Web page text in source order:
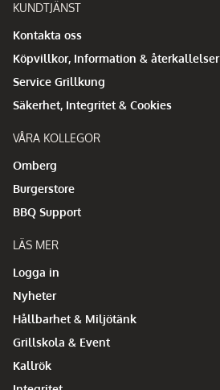
KUNDTJÄNST
Kontakta oss
Köpvillkor, Information & återkallelser
Service Grillkung
Säkerhet, Integritet & Cookies
VÅRA KOLLEGOR
Omberg
Burgerstore
BBQ Support
LÄS MER
Logga in
Nyheter
Hållbarhet & Miljötänk
Grillskola & Event
Kallrök